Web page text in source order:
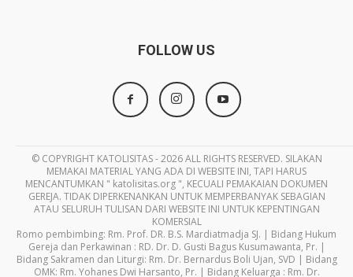
FOLLOW US
© COPYRIGHT KATOLISITAS - 2026 ALL RIGHTS RESERVED. SILAKAN
MEMAKAI MATERIAL YANG ADA DI WEBSITE INI, TAPI HARUS
MENCANTUMKAN " katolisitas.org ", KECUALI PEMAKAIAN DOKUMEN
GEREJA. TIDAK DIPERKENANKAN UNTUK MEMPERBANYAK SEBAGIAN
ATAU SELURUH TULISAN DARI WEBSITE INI UNTUK KEPENTINGAN
KOMERSIAL
Romo pembimbing: Rm. Prof. DR. B.S. Mardiatmadja SJ. | Bidang Hukum
Gereja dan Perkawinan : RD. Dr. D. Gusti Bagus Kusumawanta, Pr. |
Bidang Sakramen dan Liturgi: Rm. Dr. Bernardus Boli Ujan, SVD | Bidang
OMK: Rm. Yohanes Dwi Harsanto, Pr. | Bidang Keluarga : Rm. Dr.